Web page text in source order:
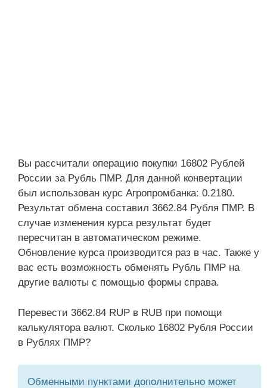
Вы рассчитали операцию покупки 16802 Рублей
России за Рубль ПМР. Для данной конвертации
был использован курс Агропромбанка: 0.2180.
Результат обмена составил 3662.84 Рубля ПМР. В
случае изменения курса результат будет
пересчитан в автоматическом режиме.
Обновление курса производится раз в час. Также у
вас есть возможность обменять Рубль ПМР на
другие валюты с помощью формы справа.
Перевести 3662.84 RUP в RUB при помощи
калькулятора валют. Сколько 16802 Рубля России
в Рублях ПМР?
Обменными пунктами дополнительно может